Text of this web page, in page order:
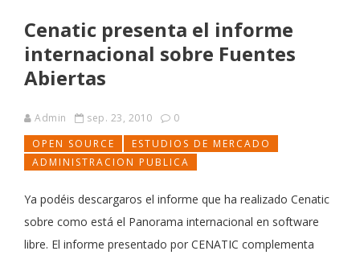
Cenatic presenta el informe
internacional sobre Fuentes
Abiertas
Admin sep. 23, 2010
0
OPEN SOURCE
ESTUDIOS DE MERCADO
ADMINISTRACION PUBLICA
Ya podéis descargaros el informe que ha realizado Cenatic
sobre como está el Panorama internacional en software
libre. El informe presentado por CENATIC complementa